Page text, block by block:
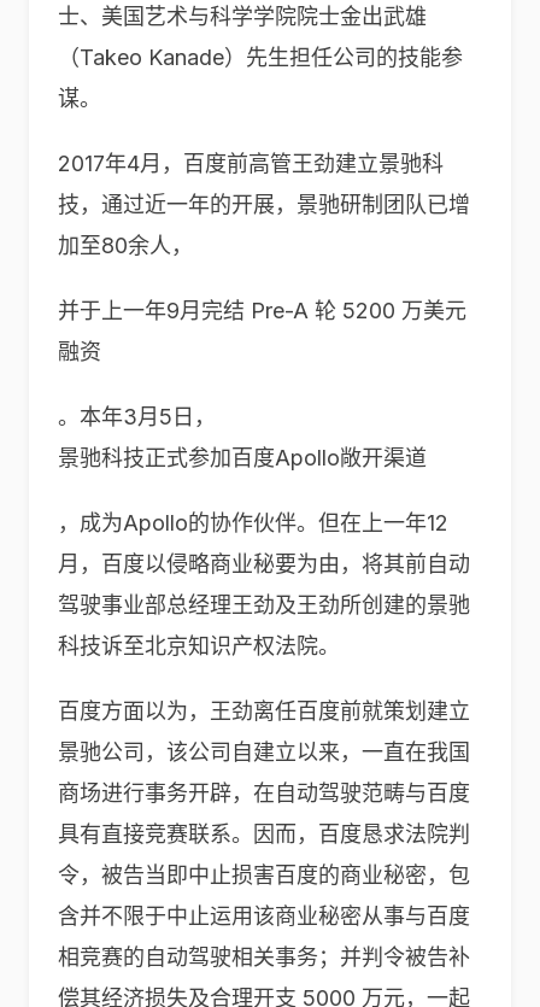
士、美国艺术与科学学院院士金出武雄
（Takeo Kanade）先生担任公司的技能参
谋。
2017年4月，百度前高管王劲建立景驰科
技，通过近一年的开展，景驰研制团队已增
加至80余人，
并于上一年9月完结 Pre-A 轮 5200 万美元
融资
。本年3月5日，
景驰科技正式参加百度Apollo敞开渠道
，成为Apollo的协作伙伴。但在上一年12
月，百度以侵略商业秘要为由，将其前自动
驾驶事业部总经理王劲及王劲所创建的景驰
科技诉至北京知识产权法院。
百度方面以为，王劲离任百度前就策划建立
景驰公司，该公司自建立以来，一直在我国
商场进行事务开辟，在自动驾驶范畴与百度
具有直接竞赛联系。因而，百度恳求法院判
令，被告当即中止损害百度的商业秘密，包
含并不限于中止运用该商业秘密从事与百度
相竞赛的自动驾驶相关事务；并判令被告补
偿其经济损失及合理开支 5000 万元，一起